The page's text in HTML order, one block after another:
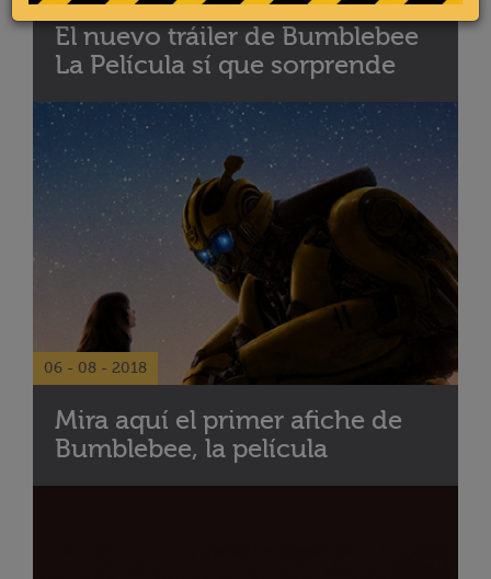
El nuevo tráiler de Bumblebee
La Película sí que sorprende
06 - 08 - 2018
Mira aquí el primer afiche de
Bumblebee, la película